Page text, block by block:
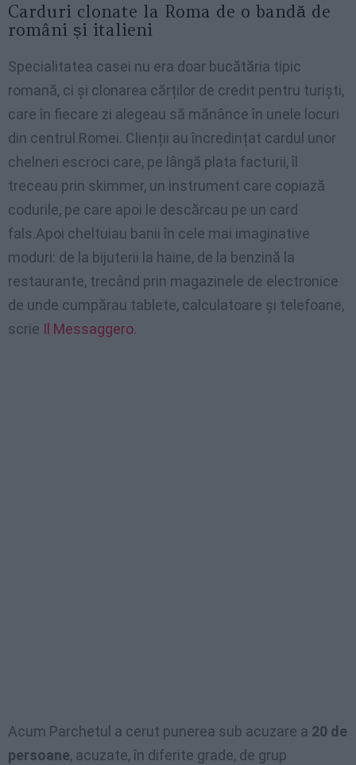
Carduri clonate la Roma de o bandă de
români și italieni
Specialitatea casei nu era doar bucătăria tipic
romană, ci și clonarea cărților de credit pentru turiști,
care în fiecare zi alegeau să mănânce în unele locuri
din centrul Romei. Clienții au încredințat cardul unor
chelneri escroci care, pe lângă plata facturii, îl
treceau prin skimmer, un instrument care copiază
codurile, pe care apoi le descărcau pe un card
fals.Apoi cheltuiau banii în cele mai imaginative
moduri: de la bijuterii la haine, de la benzină la
restaurante, trecând prin magazinele de electronice
de unde cumpărau tablete, calculatoare și telefoane,
scrie Il Messaggero.
Acum Parchetul a cerut punerea sub acuzare a 20 de
persoane, acuzate, în diferite grade, de grup